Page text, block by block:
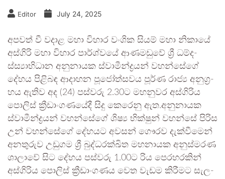
Editor July 24, 2025
අප­වත් වී වදාළ මහා විහාර වංශික සියම් මහා නිකායේ
අස්ගිරි මහා විහාර පාර්ශ්වයේ ආණ­ම­ඩුවේ ශ්‍රී ධම්ද­
ස්ස්‍යා­භි­ධාන අනු­නා­යක ස්වාමී­න්ද්‍ර­යන් වහ­න්සේගේ
දේහය පිළි­බඳ ආදා­හන පූජෝ­ත්ස­වය පූර්ණ රාජ්‍ය අනු­ග්‍ර­
හය ඇතිව අද (24) පස්වරු 2.30ට මහ­නු­වර අස්ගි­රිය
පොලිස් ක්‍රීඩාං­ග­ණ­යේදී සිදු කෙරෙනු ඇත.අනු­නා­යක
ස්වාමී­න්ද්‍ර­යන් වහ­න්සේගේ ශිෂ්‍ය භික්ෂුන් වහන්සේ පිරිස
උන් වහ­න්සේගේ දේහ­යට අව­සන් ගෞරව දැක්වී­මෙන්
අන­තු­රුව උඩු­ගම ශ්‍රී බුද්ධ­ර­ක්ඛිත මහ­නා­යක අනු­ස්ම­රණ
ශාලාවේ සිට දේහය පස්වරු 1.00ට රිය පෙර­හ­ර­කින්
අස්ගි­රිය පොලිස් ක්‍රීඩාං­ග­ණය වෙත වැඩම කිරීමට සැල­